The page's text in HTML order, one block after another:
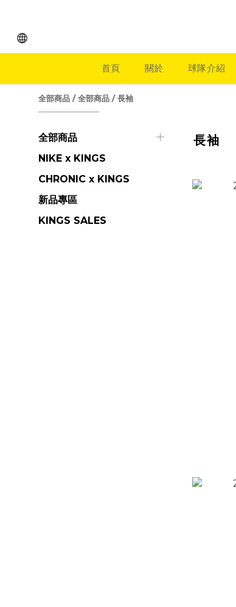
首頁 關於 球隊介紹
全部商品 /全部商品 /長袖
全部商品
NIKE x KINGS
CHRONIC x KINGS
新品專區
KINGS SALES
長袖